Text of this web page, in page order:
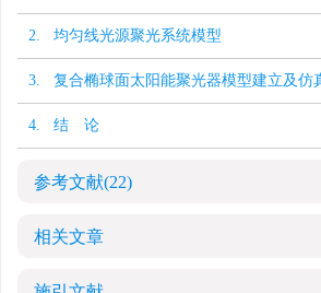
2. 均匀线光源聚光系统模型
3. 复合椭球面太阳能聚光器模型建立及仿
4. 结 论
参考文献(22)
相关文章